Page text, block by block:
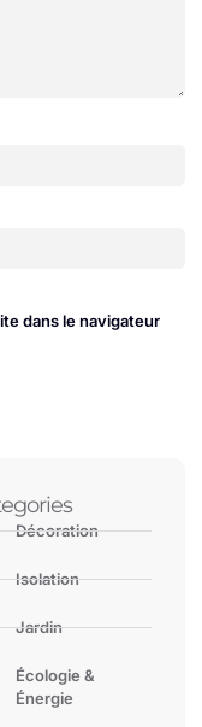
dans le navigateur
Décoration
Isolation
Jardin
Écologie &
Énergie